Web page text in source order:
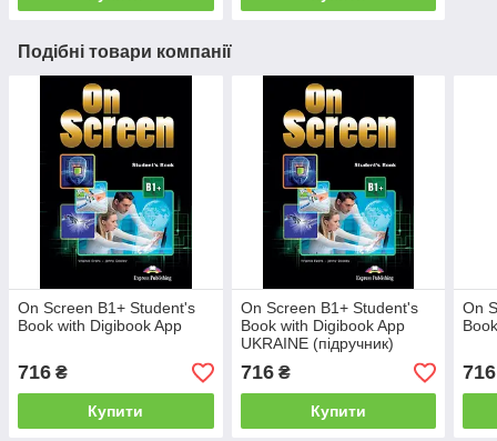
Подібні товари компанії
On Screen B1+ Student's
Book with Digibook App
716 ₴
Купити
On Screen B1+ Student's
Book with Digibook App
UKRAINE (підручник)
716₴
Купити
On
716